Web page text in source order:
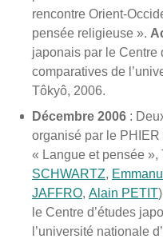
rencontre Orient-
pensée religieuse ».
japonais par le Centre
comparatives de
Tôkyô, 2006.
Décembre 2006 :
organisé par le PHIER
« Langue et pensée
SCHWARTZ,
JAFFRO, Alain PETIT
le Centre d’études
l’université nationale